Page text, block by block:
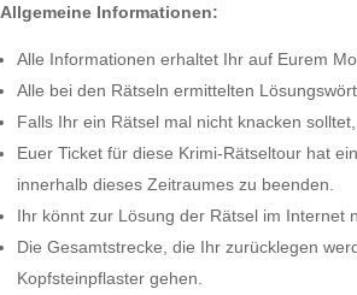
Allgemeine Informationen:
Alle Informationen erhaltet Ihr auf Eurem
Alle bei den Rätseln ermittelten
Falls Ihr ein Rätsel mal nicht knacken
Euer Ticket für diese Krimi-Rätseltour hat
innerhalb dieses Zeitraumes zu beenden.
Ihr könnt zur Lösung der Rätsel im Internet
Die Gesamtstrecke, die Ihr zurücklegen
Kopfsteinpflaster gehen.